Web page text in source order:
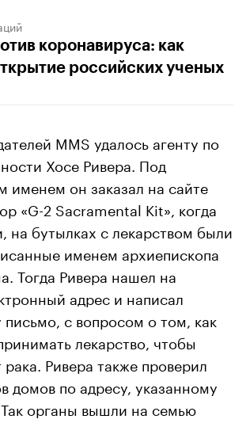
коронавируса: как
российских ученых
MMS удалось агенту по
Хосе Ривера. Под
он заказал на сайте
«G-2 Sacramental Kit», когда
на бутылках с лекарством были
именем архиепископа
Тогда Ривера нашел на
адрес и написал
письмо, с вопросом о том, как
лекарство, чтобы
рака. Ривера также проверил
домов по адресу, указанному
Так органы вышли на семью